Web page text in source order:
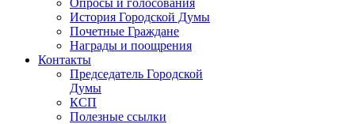
История Городской Думы
Почетные Граждане
Награды и поощрения
Контакты
Председатель Городской
Думы
КСП
Полезные ссылки